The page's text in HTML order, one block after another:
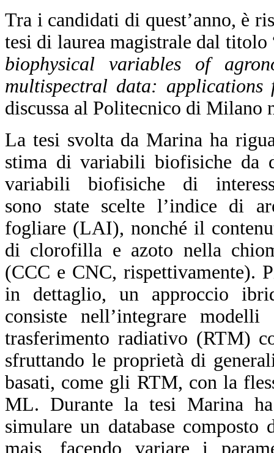
Tra i candidati di quest’anno, è
tesi di laurea magistrale dal titolo
biophysical variables of
multispectral data: applications
discussa al Politecnico di Milano
La tesi svolta da Marina ha
stima di variabili biofisiche da
variabili biofisiche di
sono state scelte l’indice di
fogliare (LAI), nonché il
di clorofilla e azoto nella
(CCC e CNC, rispettivamente).
in dettaglio, un approccio
consiste nell’integrare modelli
trasferimento radiativo (RTM)
sfruttando le proprietà di
basati, come gli RTM, con la
ML. Durante la tesi Marina
simulare un database
mais, facendo variare i